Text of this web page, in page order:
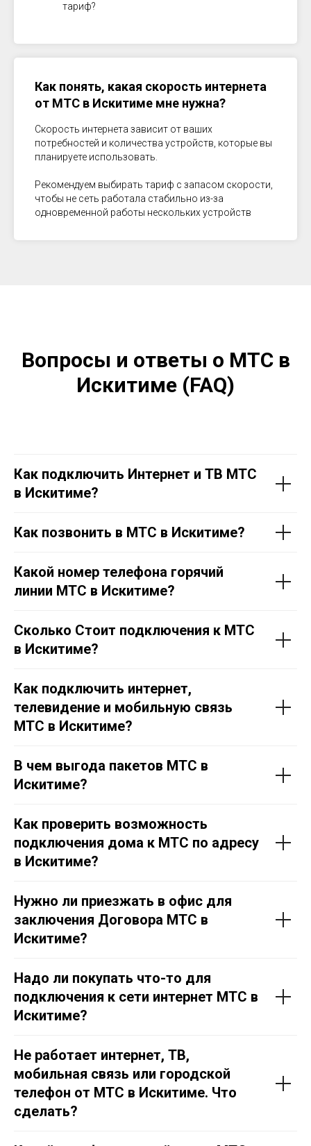
тариф?
Как понять, какая скорость интернета
от МТС в Искитиме мне нужна?
Скорость интернета зависит от ваших
потребностей и количества устройств, которые вы
планируете использовать.
Рекомендуем выбирать тариф с запасом скорости,
чтобы не сеть работала стабильно из-за
одновременной работы нескольких устройств
Вопросы и ответы о МТС в
Искитиме (FAQ)
Как подключить Интернет и ТВ МТС
в Искитиме?
Как позвонить в МТС в Искитиме?
Какой номер телефона горячий
линии МТС в Искитиме?
Сколько Стоит подключения к МТС
в Искитиме?
Как подключить интернет,
телевидение и мобильную связь
МТС в Искитиме?
В чем выгода пакетов МТС в
Искитиме?
Как проверить возможность
подключения дома к МТС по адресу
в Искитиме?
Нужно ли приезжать в офис для
заключения Договора МТС в
Искитиме?
Надо ли покупать что-то для
подключения к сети интернет МТС в
Искитиме?
Не работает интернет, ТВ,
мобильная связь или городской
телефон от МТС в Искитиме. Что
сделать?